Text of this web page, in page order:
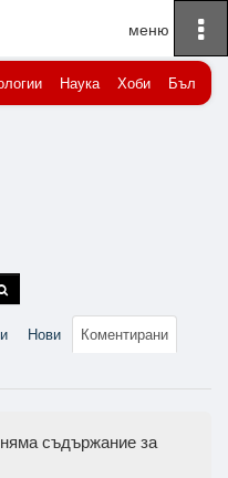
Наука Хоби
Нови
Коментирани
съдържание за